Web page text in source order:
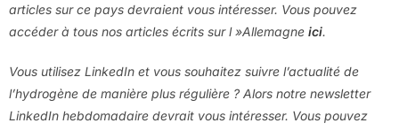
articles sur ce pays devraient vous intéresser. Vous pouvez
accéder à tous nos articles écrits sur l »Allemagne ici.
Vous utilisez LinkedIn et vous souhaitez suivre l’actualité de
l’hydrogène de manière plus régulière ? Alors notre newsletter
LinkedIn hebdomadaire devrait vous intéresser. Vous pouvez